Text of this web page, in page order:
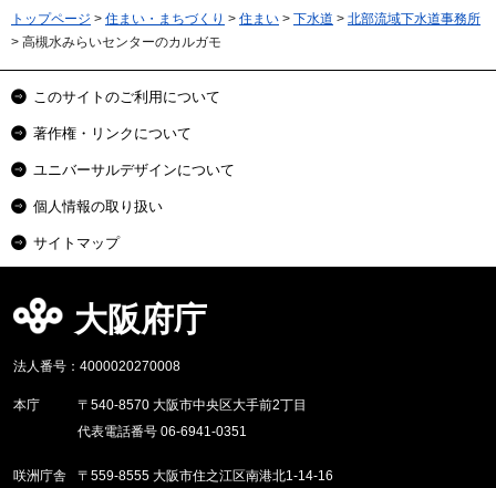
トップページ > 住まい・まちづくり > 住まい > 下水道 > 北部流域下水道事務所
> 高槻水みらいセンターのカルガモ
このサイトのご利用について
著作権・リンクについて
ユニバーサルデザインについて
個人情報の取り扱い
サイトマップ
大阪府庁
法人番号：4000020270008
本庁
〒540-8570 大阪市中央区大手前2丁目
代表電話番号 06-6941-0351
咲洲庁舎 〒559-8555 大阪市住之江区南港北1-14-16